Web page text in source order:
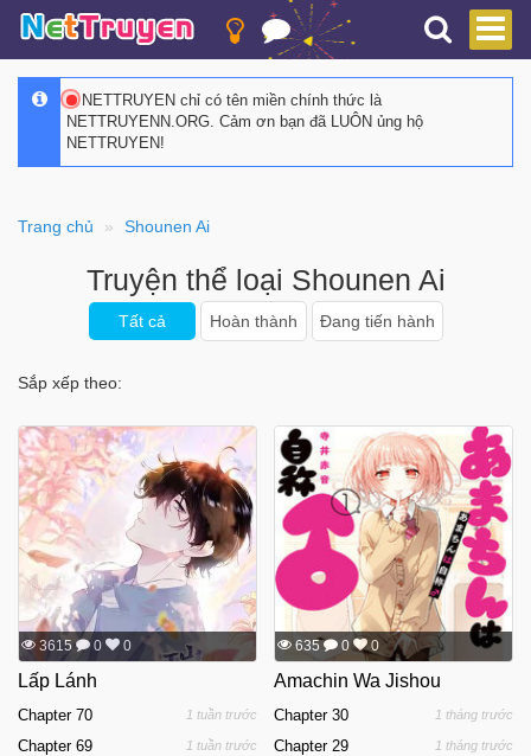
NETTRUYEN chỉ có tên miền chính thức là
NETTRUYENN.ORG. Cảm ơn bạn đã LUÔN ủng hộ
NETTRUYEN!
Trang chủ Shounen Ai
Truyện thể loại Shounen Ai
Tất cả Hoàn thành Đang tiến hành
Sắp xếp theo:
3615 0 0
Lấp Lánh
Chapter 70 1 tuần trước
Chapter 69 1 tuần trước
635 0 0
Amachin Wa Jishou
Chapter 30 1 tháng trước
Chapter 29 1 tháng trước